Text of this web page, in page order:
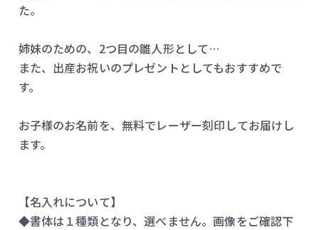
た。
姉妹のための、2つ目の雛人形として…
また、出産お祝いのプレゼントとしてもおすすめで
す。
お子様のお名前を、無料でレーザー刻印してお届けし
ます。
【名入れについて】
◆書体は１種類となり、選べません。画像をご確認下